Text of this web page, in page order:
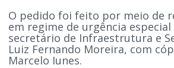
O pedido foi feito por meio de
em regime de urgência
secretário de Infraestrutura e
Luiz Fernando Moreira, com
Marcelo Iunes.